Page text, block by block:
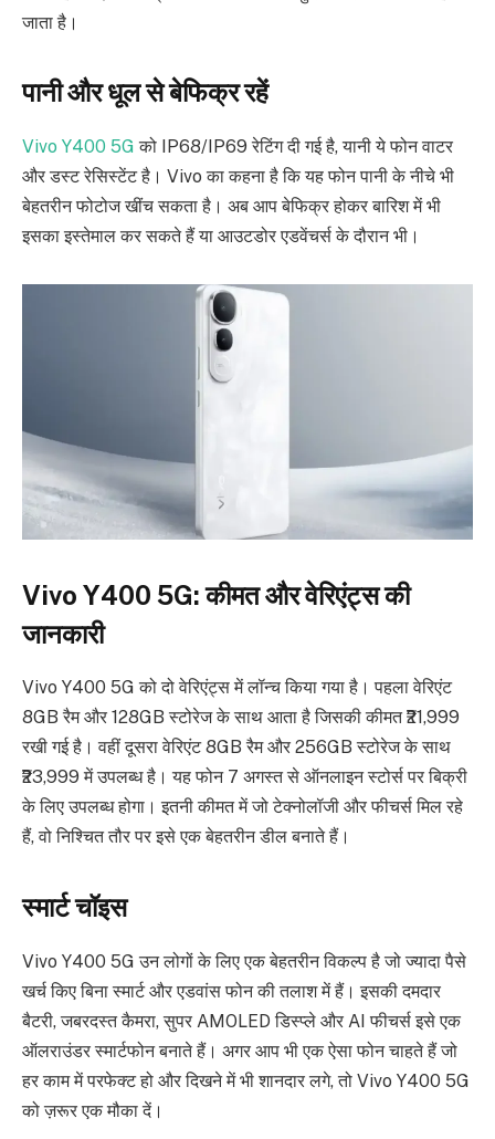
जाता है।
पानी और धूल से बेफिक्र रहें
Vivo Y400 5G को IP68/IP69 रेटिंग दी गई है, यानी ये फोन वाटर
और डस्ट रेसिस्टेंट है। Vivo का कहना है कि यह फोन पानी के नीचे भी
बेहतरीन फोटोज खींच सकता है। अब आप बेफिक्र होकर बारिश में भी
इसका इस्तेमाल कर सकते हैं या आउटडोर एडवेंचर्स के दौरान भी।
Vivo Y400 5G: कीमत और वेरिएंट्स की
जानकारी
Vivo Y400 5G को दो वेरिएंट्स में लॉन्च किया गया है। पहला वेरिएंट
8GB रैम और 128GB स्टोरेज के साथ आता है जिसकी कीमत ₹21,999
रखी गई है। वहीं दूसरा वेरिएंट 8GB रैम और 256GB स्टोरेज के साथ
₹23,999 में उपलब्ध है। यह फोन 7 अगस्त से ऑनलाइन स्टोर्स पर बिक्री
के लिए उपलब्ध होगा। इतनी कीमत में जो टेक्नोलॉजी और फीचर्स मिल रहे
हैं, वो निश्चित तौर पर इसे एक बेहतरीन डील बनाते हैं।
स्मार्ट चॉइस
Vivo Y400 5G उन लोगों के लिए एक बेहतरीन विकल्प है जो ज्यादा पैसे
खर्च किए बिना स्मार्ट और एडवांस फोन की तलाश में हैं। इसकी दमदार
बैटरी, जबरदस्त कैमरा, सुपर AMOLED डिस्प्ले और AI फीचर्स इसे एक
ऑलराउंडर स्मार्टफोन बनाते हैं। अगर आप भी एक ऐसा फोन चाहते हैं जो
हर काम में परफेक्ट हो और दिखने में भी शानदार लगे, तो Vivo Y400 5G
को ज़रूर एक मौका दें।